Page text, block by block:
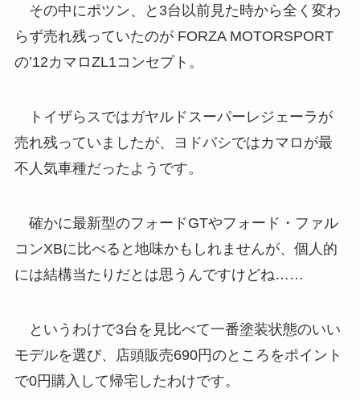
その中にポツン、と3台以前見た時から全く変わ
らず売れ残っていたのが FORZA MOTORSPORT
の’12カマロZL1コンセプト。
トイザらスではガヤルドスーパーレジェーラが
売れ残っていましたが、ヨドバシではカマロが最
不人気車種だったようです。
確かに最新型のフォードGTやフォード・ファル
コンXBに比べると地味かもしれませんが、個人的
には結構当たりだとは思うんですけどね……
というわけで3台を見比べて一番塗装状態のいい
モデルを選び、店頭販売690円のところをポイント
で0円購入して帰宅したわけです。